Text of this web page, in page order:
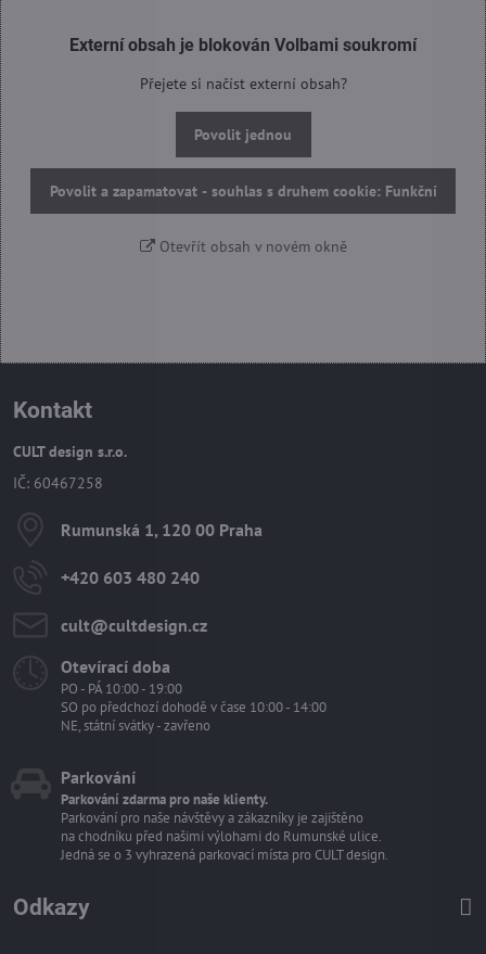
Externí obsah je blokován Volbami soukromí
Přejete si načíst externí obsah?
Povolit jednou
Povolit a zapamatovat - souhlas s druhem cookie: Funkční
Otevřít obsah v novém okně
Kontakt
CULT design s.r.o.
IČ: 60467258
Rumunská 1, 120 00 Praha
+420 603 480 240
cult​@cultdesign​.cz
Otevírací doba
PO - PÁ 10:00 - 19:00
SO po předchozí dohodě v čase 10:00 - 14:00
NE, státní svátky - zavřeno
Parkování
Parkování zdarma pro naše klienty.
Parkování pro naše návštěvy a zákazníky je zajištěno
na chodníku před našimi výlohami do Rumunské ulice.
Jedná se o 3 vyhrazená parkovací místa pro CULT design.
Odkazy